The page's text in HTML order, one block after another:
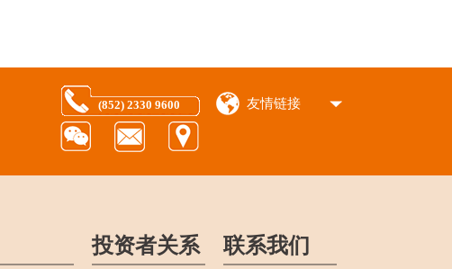
友情链接
(852) 2330 9600
投资者关系 联系我们